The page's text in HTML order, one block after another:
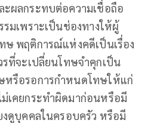
ผลกระทบต่อความเชื่อถือ
มเพราะเป็นช่องทางให้ผู้
ษ พฤติการณ์แห่งคดีเป็นเรื่อง
รที่จะเปลี่ยนโทษจำคุกเป็น
รือรอการกำหนดโทษให้แก่
ม่เคยกระทำผิดมาก่อนหรือมี
งดูบุคคลในครอบครัว หรือมี